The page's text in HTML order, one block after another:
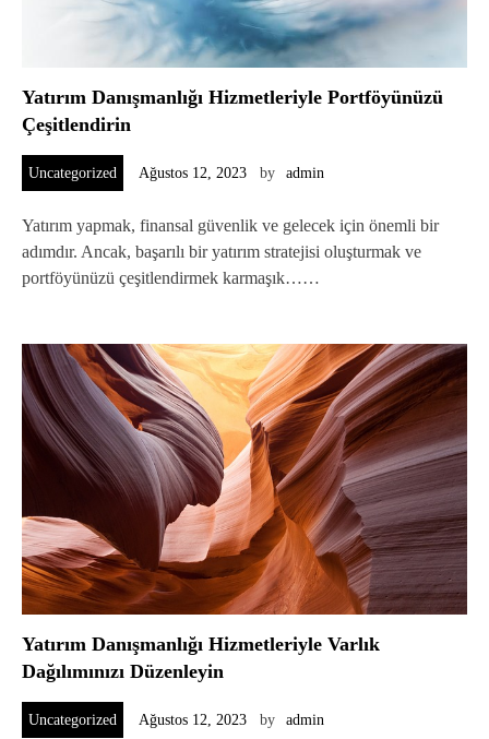
Yatırım Danışmanlığı Hizmetleriyle Portföyünüzü
Çeşitlendirin
Uncategorized Ağustos 12, 2023 by admin
Yatırım yapmak, finansal güvenlik ve gelecek için önemli bir
adımdır. Ancak, başarılı bir yatırım stratejisi oluşturmak ve
portföyünüzü çeşitlendirmek karmaşık……
Yatırım Danışmanlığı Hizmetleriyle Varlık
Dağılımınızı Düzenleyin
Uncategorized Ağustos 12, 2023 by admin